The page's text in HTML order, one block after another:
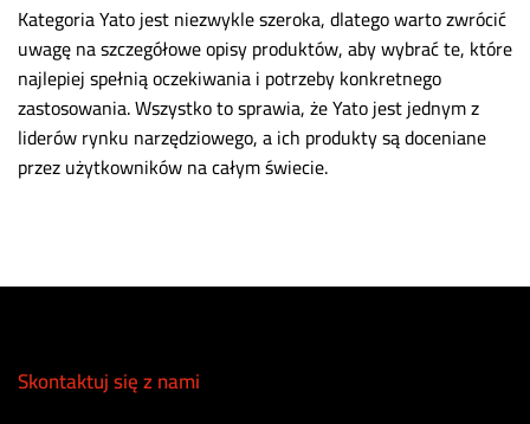
Kategoria Yato jest niezwykle szeroka, dlatego warto zwrócić
uwagę na szczegółowe opisy produktów, aby wybrać te, które
najlepiej spełnią oczekiwania i potrzeby konkretnego
zastosowania. Wszystko to sprawia, że Yato jest jednym z
liderów rynku narzędziowego, a ich produkty są doceniane
przez użytkowników na całym świecie.
Skontaktuj się z nami